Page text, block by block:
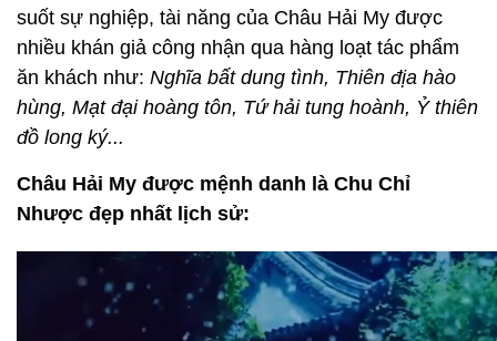
suốt sự nghiệp, tài năng của Châu Hải My được
nhiều khán giả công nhận qua hàng loạt tác phẩm
ăn khách như: Nghĩa bất dung tình, Thiên địa hào
hùng, Mạt đại hoàng tôn, Tứ hải tung hoành, Ỷ thiên
đồ long ký...
Châu Hải My được mệnh danh là Chu Chỉ
Nhược đẹp nhất lịch sử: